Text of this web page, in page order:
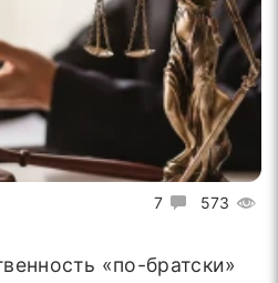
7 573
«по-братски»